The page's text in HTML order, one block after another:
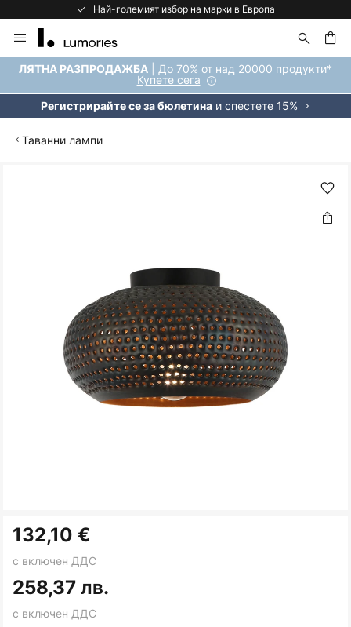
Най-големият избор на марки в Европа
Прескачане
към
съдържанието
ЛЯТНА РАЗПРОДАЖБА | До 70% от над 20000 продукти*
Купете сега
Регистрирайте се за бюлетинаи спестете 15%
Таванни лампи
към
началото
на
галерия
със
132,10 €
258,37 лв.
с включен ДДС
с включен ДДС